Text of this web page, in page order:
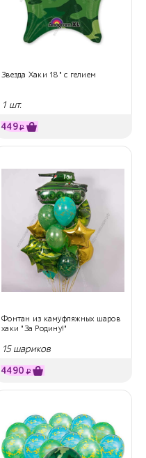
Звезда Хаки 18" с гелием
1 шт.
449₽
Фонтан из камуфляжных шаров
хаки "За Родину!"
15 шариков
4490 ₽